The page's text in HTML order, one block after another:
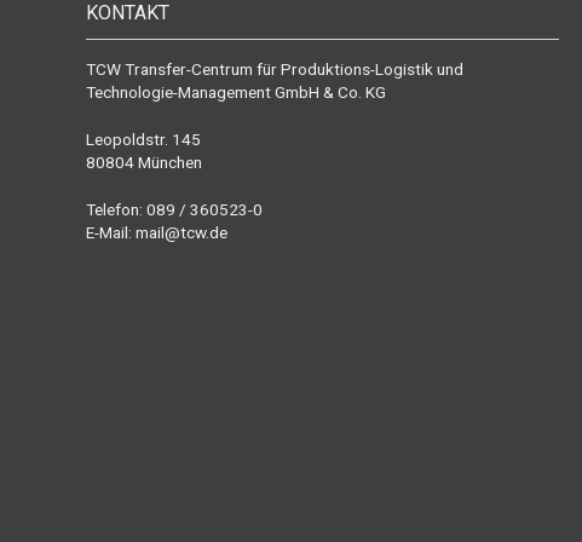
KONTAKT
TCW Transfer-Centrum für Produktions-Logistik und
Technologie-Management GmbH & Co. KG
Leopoldstr. 145
80804 München
Telefon: 089 / 360523-0
E-Mail: mail@tcw.de